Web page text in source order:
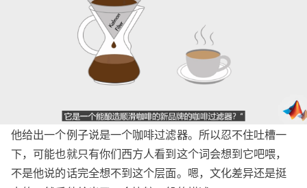
他给出一个例子说是一个咖啡过滤器。所以忍不住吐槽一
下，可能也就只有你们西方人看到这个词会想到它吧喂，
不是他说的话完全想不到这个层面。嗯，文化差异还是挺